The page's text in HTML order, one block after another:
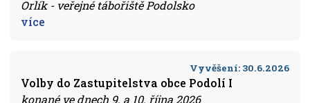
Orlík - veřejné tábořiště Podolsko
více
Vyvěšení: 30.6.2026
Volby do Zastupitelstva obce Podolí I
konané ve dnech 9. a 10. října 2026